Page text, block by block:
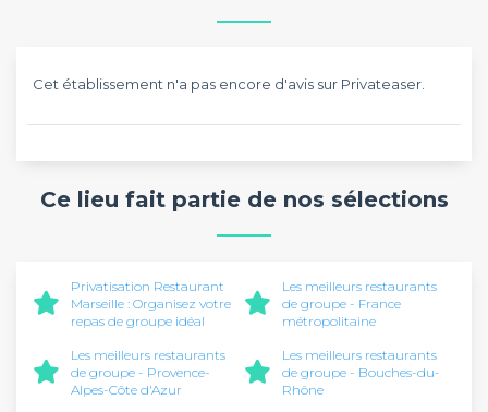
Cet établissement n'a pas encore d'avis sur Privateaser.
Ce lieu fait partie de nos sélections
Privatisation Restaurant
Marseille : Organisez votre
repas de groupe idéal
Les meilleurs restaurants
de groupe - France
métropolitaine
Les meilleurs restaurants
de groupe - Provence-
Alpes-Côte d'Azur
Les meilleurs restaurants
de groupe - Bouches-du-
Rhône